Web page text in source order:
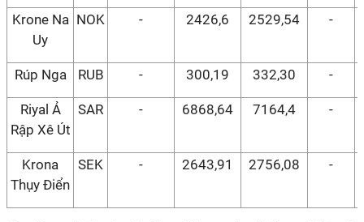
Krone Na
Uy
NOK - 2426,6 2529,54 -
Rúp Nga RUB - 300,19 332,30 -
Riyal Ả
Rập Xê Út
SAR - 6868,64 7164,4 -
Krona
Thụy Điển
SEK - 2643,91 2756,08 -